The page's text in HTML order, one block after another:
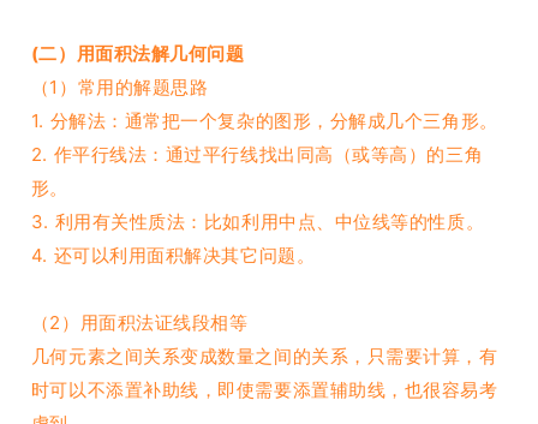
(二）用面积法解几何问题
（1）常用的解题思路
1. 分解法：通常把一个复杂的图形，分解成几个三角形。
2. 作平行线法：通过平行线找出同高（或等高）的三角
形。
3. 利用有关性质法：比如利用中点、中位线等的性质。
4. 还可以利用面积解决其它问题。
（2）用面积法证线段相等
几何元素之间关系变成数量之间的关系，只需要计算，有
时可以不添置补助线，即使需要添置辅助线，也很容易考